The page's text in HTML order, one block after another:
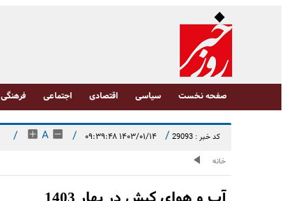
صفحه نخست سیاسی اقتصادی اجتماعی فرهنگی
کد خبر : 29093 / ۱۴۰۳/۰۱/۱۴ ۰۹:۳۹:۴۸ /
A
/
خانه